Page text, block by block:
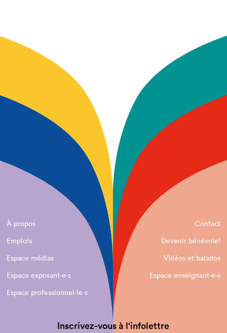
À propos
Contact
Emplois
Devenir bénévole!
Espace médias
Vidéos et balados
Espace exposant·e⋅s
Espace enseignant·e⋅s
Espace professionnel·le⋅s
Inscrivez-vous à l'infolettre